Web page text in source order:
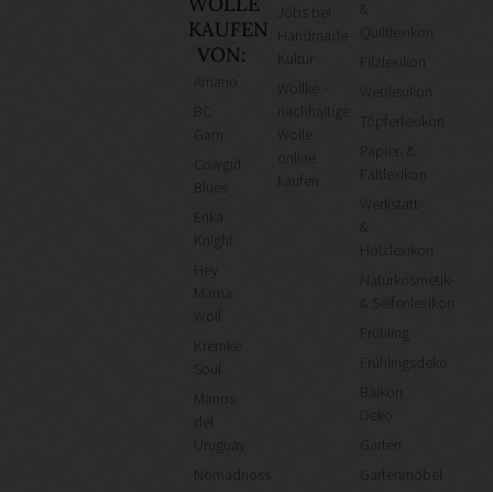
KAUFEN
VON:
Cowgirl
Knight
Mama
Wolf
Kremke
Manos
Uruguay
Nomadnoss
Kultur
Wollke –
nachhaltige
kaufen
&
Quiltlexikon
Filzlexikon
Weblexikon
Töpferlexikon
Papier- &
Faltlexikon
Werkstatt-
&
Holzlexikon
Naturkosmetik-
& Seifenlexikon
Frühling
Frühlingsdeko
Deko
Garten
Gartenmöbel